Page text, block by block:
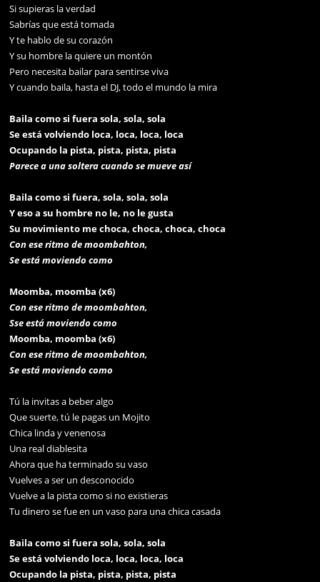
Si supieras la verdad
Sabrías que está tomada
Y te hablo de su corazón
Y su hombre la quiere un montón
Pero necesita bailar para sentirse viva
Y cuando baila, hasta el DJ, todo el mundo la mira
Baila como si fuera sola, sola, sola
Se está volviendo loca, loca, loca, loca
Ocupando la pista, pista, pista, pista
Parece a una soltera cuando se mueve así
Baila como si fuera, sola, sola, sola
Y eso a su hombre no le, no le gusta
Su movimiento me choca, choca, choca, choca
Con ese ritmo de moombahton,
Se está moviendo como
Moomba, moomba (x6)
Con ese ritmo de moombahton,
Sse está moviendo como
Moomba, moomba (x6)
Con ese ritmo de moombahton,
Se está moviendo como
Tú la invitas a beber algo
Que suerte, tú le pagas un Mojito
Chica linda y venenosa
Una real diablesita
Ahora que ha terminado su vaso
Vuelves a ser un desconocido
Vuelve a la pista como si no existieras
Tu dinero se fue en un vaso para una chica casada
Baila como si fuera sola, sola, sola
Se está volviendo loca, loca, loca, loca
Ocupando la pista, pista, pista, pista